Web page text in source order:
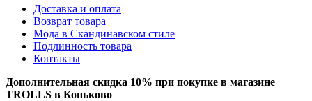
Доставка и оплата
Возврат товара
Мода в Скандинавском стиле
Подлинность товара
Контакты
Дополнительная скидка 10% при покупке в магазине
TROLLS в Коньково